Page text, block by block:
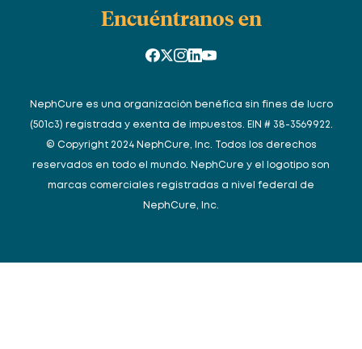
Encuéntranos en
NephCure es una organización benéfica sin fines de lucro
(501c3) registrada y exenta de impuestos. EIN # 38-3569922.
© Copyright 2024 NephCure, Inc. Todos los derechos
reservados en todo el mundo. NephCure y el logotipo son
marcas comerciales registradas a nivel federal de
NephCure, Inc.